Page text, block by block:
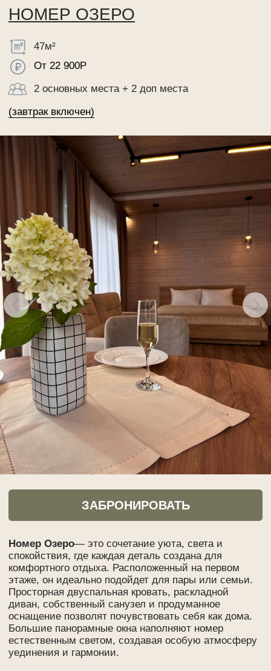
НОМЕР ОЗЕРО
ЗАБРОНИРОВАТЬ
2 основных места + 2 доп места
От 22 900Р
Номер Озеро— это сочетание уюта, света и
спокойствия, где каждая деталь создана для
комфортного отдыха. Расположенный на первом
этаже, он идеально подойдет для пары или семьи.
Просторная двуспальная кровать, раскладной
диван, собственный санузел и продуманное
оснащение позволят почувствовать себя как дома.
Большие панорамные окна наполняют номер
естественным светом, создавая особую атмосферу
уединения и гармонии.
Оснащение номера в гостевом доме включает в
себя различные элементы и удобства